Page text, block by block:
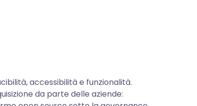
accessibilità e funzionalità.
da parte delle aziende: